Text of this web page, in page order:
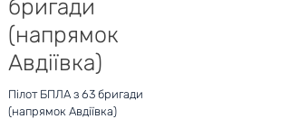
бригади
(напрямок
Авдіївка)
Пілот БПЛА з 63 бригади
(напрямок Авдіївка)